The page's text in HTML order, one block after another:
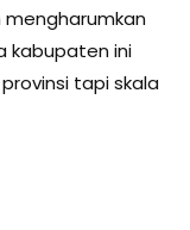
mengharumkan
kabupaten ini
tapi skala